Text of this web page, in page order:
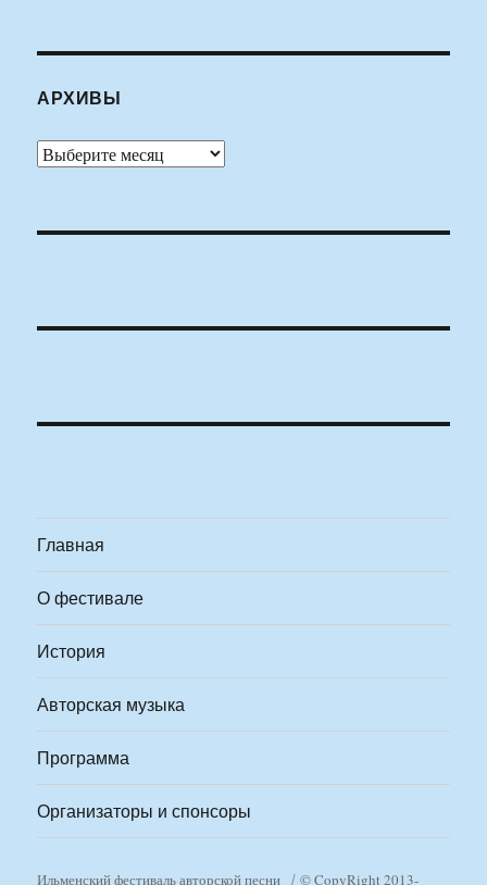
АРХИВЫ
Архивы
Главная
О фестивале
История
Авторская музыка
Программа
Организаторы и спонсоры
Ильменский фестиваль авторской песни © CopyRight 2013-